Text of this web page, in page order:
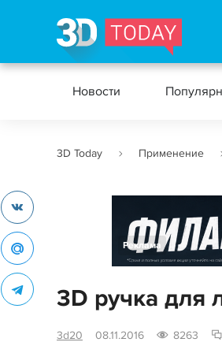
Новости
3D Today Применение
Реклама
3D ручка для
3d20 08.11.2016 8263